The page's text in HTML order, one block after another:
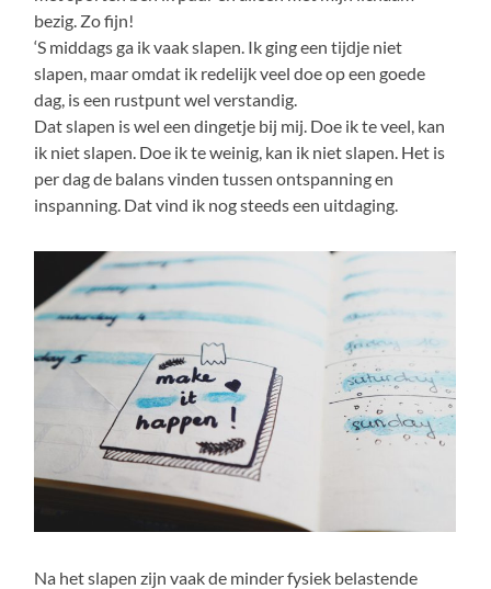
bezig. Zo fijn!
‘S middags ga ik vaak slapen. Ik ging een tijdje niet
slapen, maar omdat ik redelijk veel doe op een goede
dag, is een rustpunt wel verstandig.
Dat slapen is wel een dingetje bij mij. Doe ik te veel, kan
ik niet slapen. Doe ik te weinig, kan ik niet slapen. Het is
per dag de balans vinden tussen ontspanning en
inspanning. Dat vind ik nog steeds een uitdaging.
Na het slapen zijn vaak de minder fysiek belastende